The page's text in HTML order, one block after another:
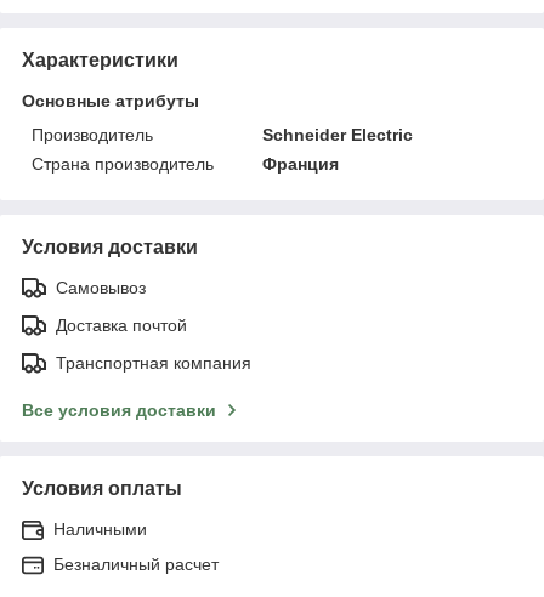
Характеристики
Основные атрибуты
Производитель
Schneider Electric
Страна производитель
Франция
Условия доставки
Самовывоз
Доставка почтой
Транспортная компания
Все условия доставки
Условия оплаты
Наличными
Безналичный расчет